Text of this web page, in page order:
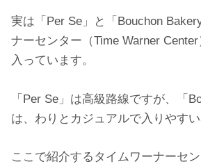
実は「Per Se」と「Bouchon
ナーセンター（Time Warner
入っています。
「Per Se」は高級路線ですが、「
は、わりとカジュアルで入りやすい
ここで紹介するタイムワーナーセ